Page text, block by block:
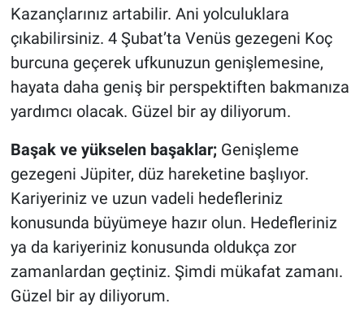
Kazançlarınız artabilir. Ani yolculuklara
çıkabilirsiniz. 4 Şubat’ta Venüs gezegeni Koç
burcuna geçerek ufkunuzun genişlemesine,
hayata daha geniş bir perspektiften bakmanıza
yardımcı olacak. Güzel bir ay diliyorum.
Başak ve yükselen başaklar;Genişleme
gezegeni Jüpiter, düz hareketine başlıyor.
Kariyeriniz ve uzun vadeli hedefleriniz
konusunda büyümeye hazır olun. Hedefleriniz
ya da kariyeriniz konusunda oldukça zor
zamanlardan geçtiniz. Şimdi mükafat zamanı.
Güzel bir ay diliyorum.